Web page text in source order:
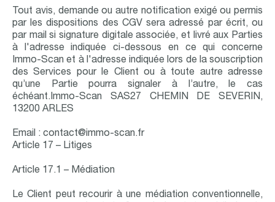
Tout avis, demande ou autre notification exigé ou permis
par les dispositions des CGV sera adressé par écrit, ou
par mail si signature digitale associée, et livré aux Parties
à l'adresse indiquée ci-dessous en ce qui concerne
Immo-Scan et à l'adresse indiquée lors de la souscription
des Services pour le Client ou à toute autre adresse
qu’une Partie pourra signaler à l’autre, le cas
échéant.Immo-Scan SAS27 CHEMIN DE SEVERIN,
13200 ARLES
Email : contact@immo-scan.fr
Article 17 – Litiges
Article 17.1 – Médiation
Le Client peut recourir à une médiation conventionnelle,